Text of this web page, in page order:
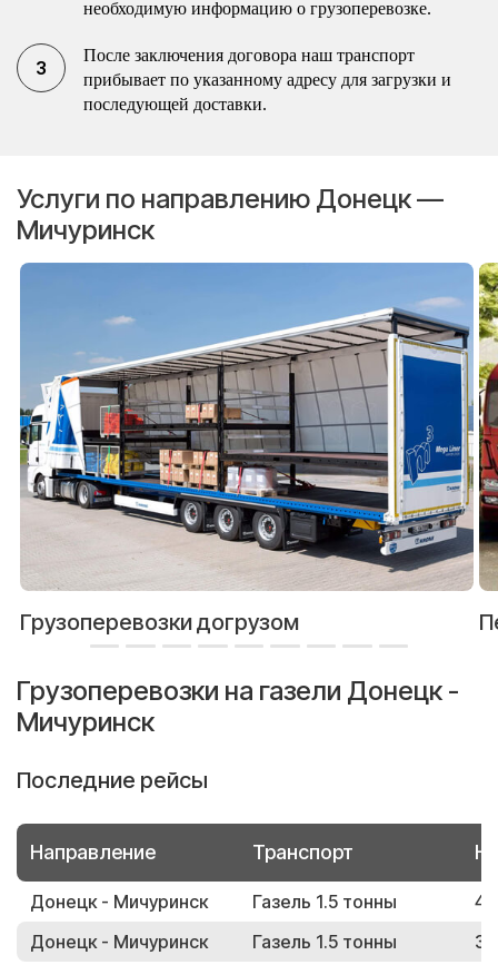
необходимую информацию о грузоперевозке.
После заключения договора наш транспорт
прибывает по указанному адресу для загрузки и
последующей доставки.
Услуги по направлению Донецк —
Мичуринск
Грузоперевозки догрузом
Грузоперевозки на газели Донецк -
Мичуринск
Последние рейсы
Направление Транспорт
Донецк - Мичуринск Газель 1.5 тонны
Донецк - Мичуринск
Газель 1.5 тонны